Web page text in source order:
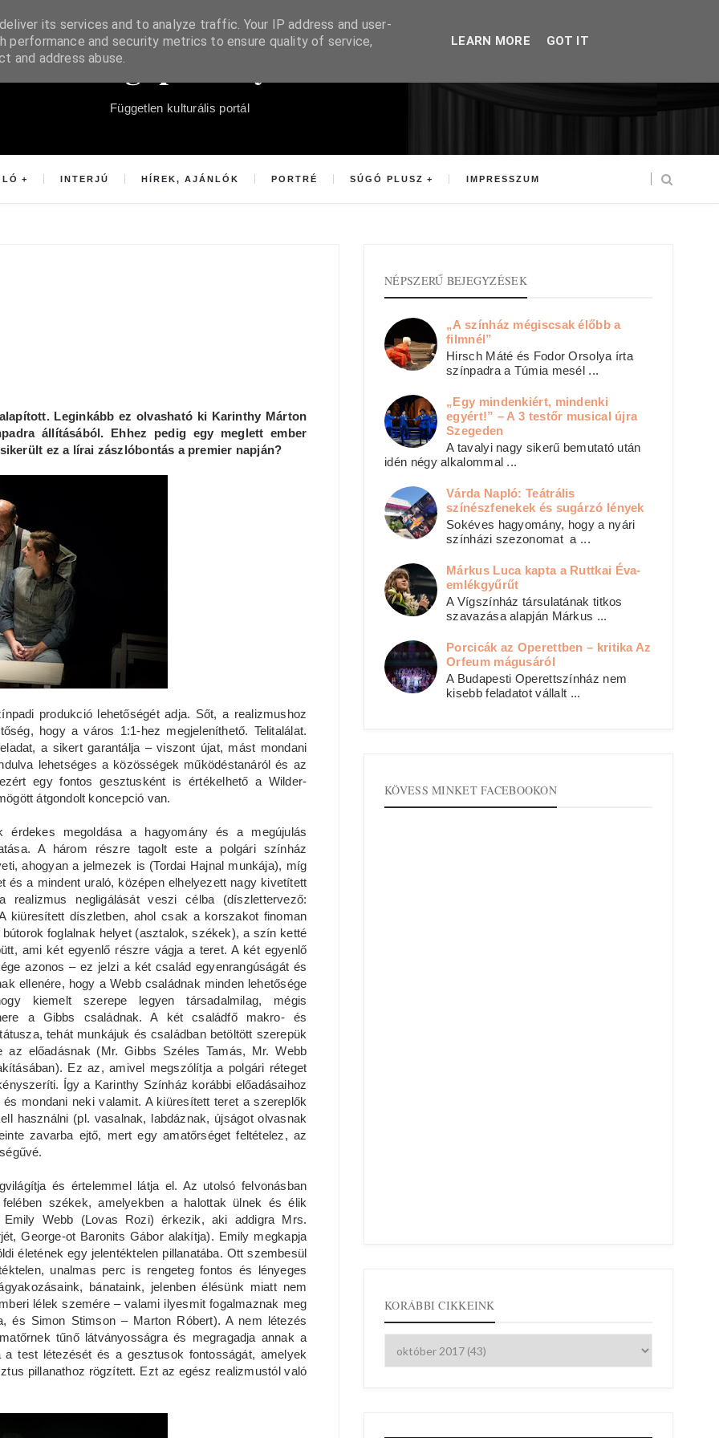
Súgópéldány
Független kulturális portál
INTERJÚ HÍREK, AJÁNLÓK PORTRÉ SÚGÓ PLUSZ IMPRESSZUM
Leginkább ez olvasható ki Karinthy Márton
állításából. Ehhez pedig egy meglett ember
ez a lírai zászlóbontás a premier napján?
produkció lehetőségét adja. Sőt, a realizmushoz
hogy a város 1:1-hez megjeleníthető. Telitalálat.
a sikert garantálja – viszont újat, mást mondani
lehetséges a közösségek működéstanáról és az
egy fontos gesztusként is értékelhető a Wilder-
átgondolt koncepció van.
érdekes megoldása a hagyomány és a megújulás
A három részre tagolt este a polgári színház
ahogyan a jelmezek is (Tordai Hajnal munkája), míg
és a mindent uraló, középen elhelyezett nagy kivetített
realizmus negligálását veszi célba (díszlettervező:
kiüresített díszletben, ahol csak a korszakot finoman
foglalnak helyet (asztalok, székek), a szín ketté
ami két egyenlő részre vágja a teret. A két egyenlő
azonos – ez jelzi a két család egyenrangúságát és
ellenére, hogy a Webb családnak minden lehetősége
kiemelt szerepe legyen társadalmilag, mégis
a Gibbs családnak. A két családfő makro- és
tehát munkájuk és családban betöltött szerepük
az előadásnak (Mr. Gibbs Széles Tamás, Mr. Webb
Ez az, amivel megszólítja a polgári réteget
Így a Karinthy Színház korábbi előadásaihoz
mondani neki valamit. A kiüresített teret a szereplők
használni (pl. vasalnak, labdáznak, újságot olvasnak
zavarba ejtő, mert egy amatőrséget feltételez, az
és értelemmel látja el. Az utolsó felvonásban
székek, amelyekben a halottak ülnek és élik
Webb (Lovas Rozi) érkezik, aki addigra Mrs.
George-ot Baronits Gábor alakítja). Emily megkapja
életének egy jelentéktelen pillanatába. Ott szembesül
unalmas perc is rengeteg fontos és lényeges
bánataink, jelenben élésünk miatt nem
lélek szemére – valami ilyesmit fogalmaznak meg
és Simon Stimson – Marton Róbert). A nem létezés
tűnő látványosságra és megragadja annak a
a test létezését és a gesztusok fontosságát, amelyek
pillanathoz rögzített. Ezt az egész realizmustól való
NÉPSZERŰ BEJEGYZÉSEK
„A színház mégiscsak élőbb a
filmnél”
Hirsch Máté és Fodor Orsolya írta
színpadra a Túmia mesél ...
„Egy mindenkiért, mindenki
egyért!” – A 3 testőr musical újra
Szegeden
A tavalyi nagy sikerű bemutató után
idén négy alkalommal ...
Várda Napló: Teátrális
színészfenekek és sugárzó lények
Sokéves hagyomány, hogy a nyári
színházi szezonomat a ...
Márkus Luca kapta a Ruttkai Éva-
emlékgyűrűt
A Vígszínház társulatának titkos
szavazása alapján Márkus ...
Porcicák az Operettben – kritika Az
Orfeum mágusáról
A Budapesti Operettszínház nem
kisebb feladatot vállalt ...
KÖVESS MINKET FACEBOOKON
KORÁBBI CIKKEINK
its services and to analyze traffic. Your IP address and user-
performance and security metrics to ensure quality of service,
and address abuse.
LEARN MORE GOT IT